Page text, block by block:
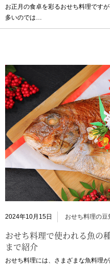
お正月の食卓を彩るおせち料理です
多いのでは…
2024年10月15日 おせち料理の豆
おせち料理で使われる魚の
まで紹介
おせち料理には、さまざまな魚料理